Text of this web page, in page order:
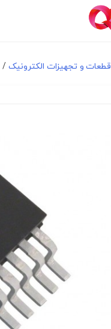
قطعات و تجهیزات الکترونیک /